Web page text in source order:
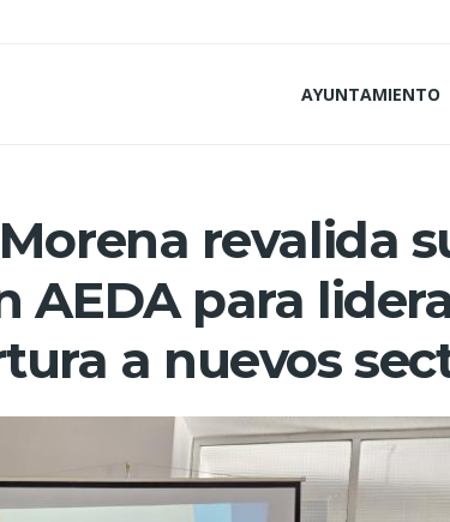
AYUNTAMIENTO
revalida
AEDA para
a nuevos